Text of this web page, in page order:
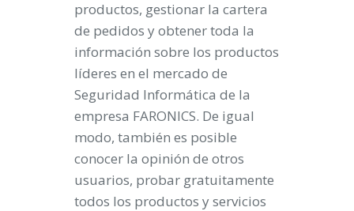
productos, gestionar la cartera
de pedidos y obtener toda la
información sobre los productos
líderes en el mercado de
Seguridad Informática de la
empresa FARONICS. De igual
modo, también es posible
conocer la opinión de otros
usuarios, probar gratuitamente
todos los productos y servicios